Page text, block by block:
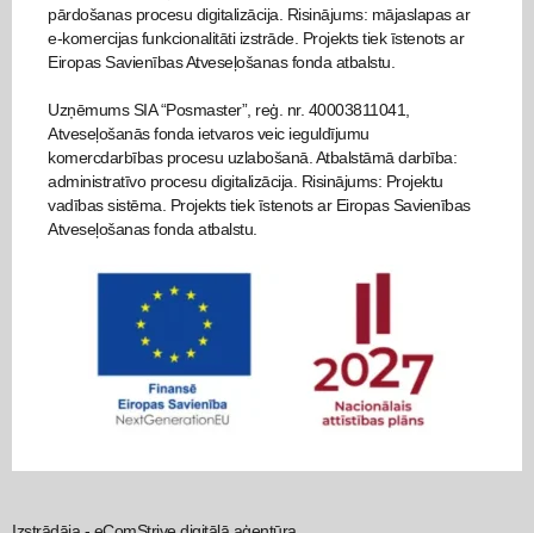
pārdošanas procesu digitalizācija. Risinājums: mājaslapas ar
e-komercijas funkcionalitāti izstrāde. Projekts tiek īstenots ar
Eiropas Savienības Atveseļošanas fonda atbalstu.
Uzņēmums SIA “Posmaster”, reģ. nr. 40003811041,
Atveseļošanās fonda ietvaros veic ieguldījumu
komercdarbības procesu uzlabošanā. Atbalstāmā darbība:
administratīvo procesu digitalizācija. Risinājums: Projektu
vadības sistēma. Projekts tiek īstenots ar Eiropas Savienības
Atveseļošanas fonda atbalstu.